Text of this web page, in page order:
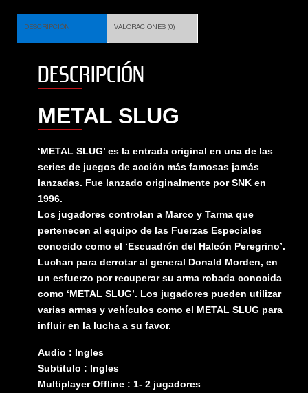
DESCRIPCIÓN VALORACIONES (0)
DESCRIPCIÓN
METAL SLUG
‘METAL SLUG’ es la entrada original en una de las
series de juegos de acción más famosas jamás
lanzadas. Fue lanzado originalmente por SNK en
1996.
Los jugadores controlan a Marco y Tarma que
pertenecen al equipo de las Fuerzas Especiales
conocido como el ‘Escuadrón del Halcón Peregrino’.
Luchan para derrotar al general Donald Morden, en
un esfuerzo por recuperar su arma robada conocida
como ‘METAL SLUG’. Los jugadores pueden utilizar
varias armas y vehículos como el METAL SLUG para
influir en la lucha a su favor.
Audio : Ingles
Subtitulo : Ingles
Multiplayer Offline : 1- 2 jugadores